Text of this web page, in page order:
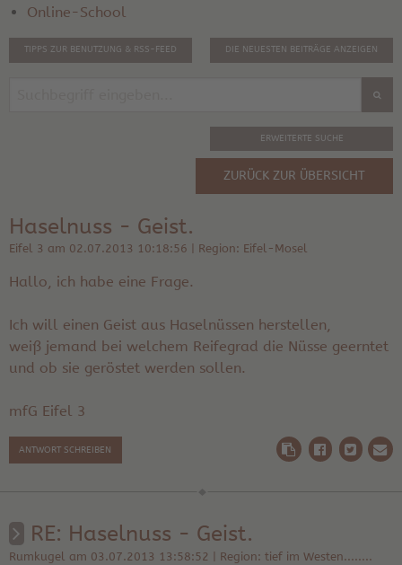
Online-School
TIPPS ZUR BENUTZUNG & RSS-FEED DIE NEUESTEN BEITRÄGE ANZEIGEN
ERWEITERTE SUCHE
ZURÜCK ZUR ÜBERSICHT
Haselnuss - Geist.
Eifel 3 am 02.07.2013 10:18:56 | Region: Eifel-Mosel
Hallo, ich habe eine Frage.
Ich will einen Geist aus Haselnüssen herstellen,
weiß jemand bei welchem Reifegrad die Nüsse geerntet
und ob sie geröstet werden sollen.
mfG Eifel 3
ANTWORT SCHREIBEN
RE: Haselnuss - Geist.
Rumkugel am 03.07.2013 13:58:52 | Region: tief im Westen........